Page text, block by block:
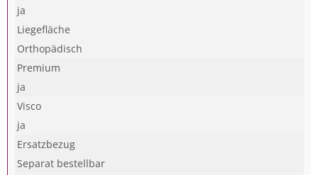
ja
Liegefläche
Orthopädisch
Premium
ja
Visco
ja
Ersatzbezug
Separat bestellbar